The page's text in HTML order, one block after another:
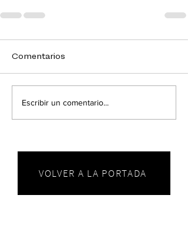
Comentarios
Escribir un comentario...
VOLVER A LA PORTADA